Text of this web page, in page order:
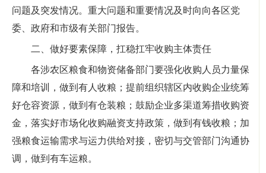
问题及突发情况。重大问题和重要情况及时向向各区党
委、政府和市级有关部门报告。
二、做好要素保障，扛稳扛牢收购主体责任
各涉农区粮食和物资储备部门要强化收购人员力量保
障和培训，做到有人收粮；提前组织辖区内收购企业统筹
好仓容资源，做到有仓装粮；鼓励企业多渠道筹措收购资
金，落实好市场化收购融资支持政策，做到有钱收粮；加
强粮食运输需求与运力供给对接，密切与交管部门沟通协
调，做到有车运粮。